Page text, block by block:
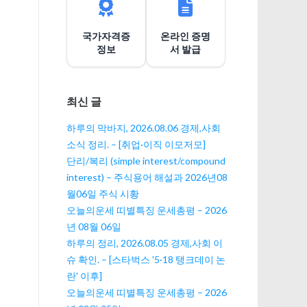
국가자격증
정보
온라인 증명
서 발급
최신 글
하루의 막바지, 2026.08.06 경제,사회
소식 정리. – [취업·이직 이모저모]
단리/복리 (simple interest/compound
interest) – 주식용어 해설과 2026년08
월06일 주식 시황
오늘의운세 띠별특징 운세총평 – 2026
년 08월 06일
하루의 정리, 2026.08.05 경제,사회 이
슈 확인. – [스타벅스 '5·18 탱크데이 논
란' 이후]
오늘의운세 띠별특징 운세총평 – 2026